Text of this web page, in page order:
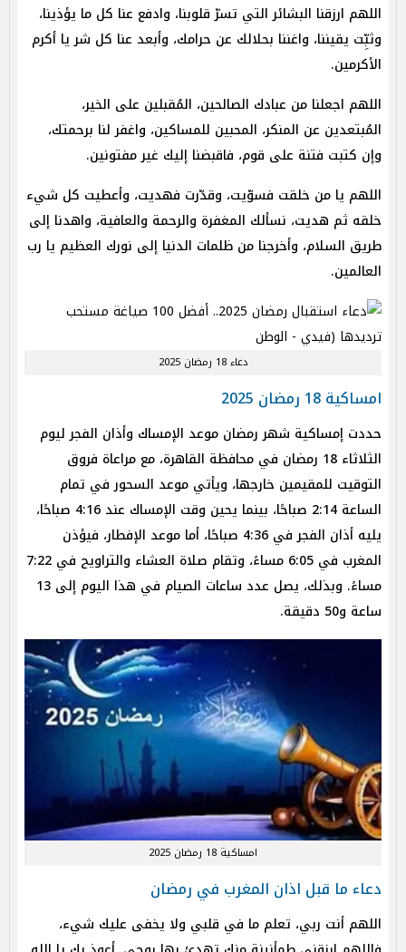
اللهم ارزقنا البشائر التي تسرّ قلوبنا، وادفع عنا كل ما يؤذينا،
وثبِّت يقيننا، واغننا بحلالك عن حرامك، وأبعد عنا كل شر يا أكرم
الأكرمين.
اللهم اجعلنا من عبادك الصالحين، المُقبلين على الخير،
المُبتعدين عن المنكر، المحبين للمساكين، واغفر لنا برحمتك،
وإن كتبت فتنة على قوم، فاقبضنا إليك غير مفتونين.
اللهم يا من خلقت فسوّيت، وقدّرت فهديت، وأعطيت كل شيء
خلقه ثم هديت، نسألك المغفرة والرحمة والعافية، واهدنا إلى
طريق السلام، وأخرجنا من ظلمات الدنيا إلى نورك العظيم يا رب
العالمين.
دعاء 18 رمضان 2025
امساكية 18 رمضان 2025
حددت إمساكية شهر رمضان موعد الإمساك وأذان الفجر ليوم
الثلاثاء 18 رمضان في محافظة القاهرة، مع مراعاة فروق
التوقيت للمقيمين خارجها، ويأتي موعد السحور في تمام
الساعة 2:14 صباحًا، بينما يحين وقت الإمساك عند 4:16 صباحًا،
يليه أذان الفجر في 4:36 صباحًا، أما موعد الإفطار، فيؤذن
المغرب في 6:05 مساءً، وتقام صلاة العشاء والتراويح في 7:22
مساءً. وبذلك، يصل عدد ساعات الصيام في هذا اليوم إلى 13
ساعة و50 دقيقة.
امساكية 18 رمضان 2025
دعاء ما قبل اذان المغرب في رمضان
اللهم أنت ربي، تعلم ما في قلبي ولا يخفى عليك شيء،